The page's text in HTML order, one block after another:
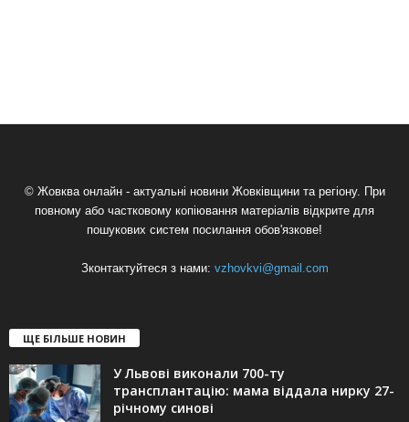
© Жовква онлайн - актуальні новини Жовківщини та регіону. При
повному або частковому копіювання матеріалів відкрите для
пошукових систем посилання обов'язкове!
Зконтактуйтеся з нами: vzhovkvi@gmail.com
ЩЕ БІЛЬШЕ НОВИН
У Львові виконали 700-ту
трансплантацію: мама віддала нирку 27-
річному синові